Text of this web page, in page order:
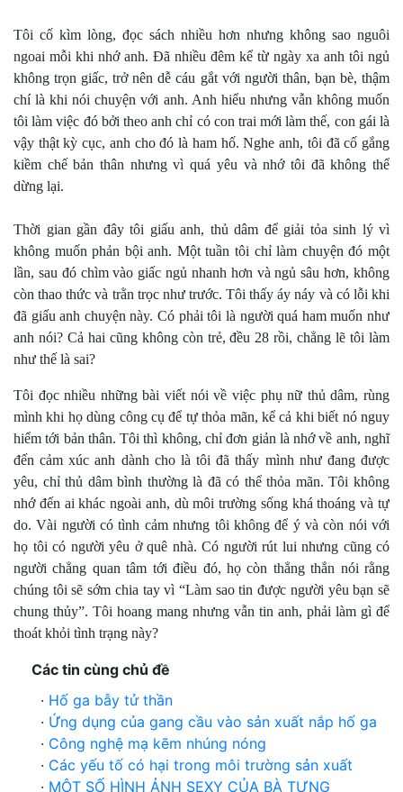
Tôi cố kìm lòng, đọc sách nhiều hơn nhưng không sao nguôi
ngoai mỗi khi nhớ anh. Đã nhiều đêm kể từ ngày xa anh tôi ngủ
không trọn giấc, trở nên dễ cáu gắt với người thân, bạn bè, thậm
chí là khi nói chuyện với anh. Anh hiểu nhưng vẫn không muốn
tôi làm việc đó bởi theo anh chỉ có con trai mới làm thế, con gái là
vậy thật kỳ cục, anh cho đó là ham hố. Nghe anh, tôi đã cố gắng
kiềm chế bản thân nhưng vì quá yêu và nhớ tôi đã không thể
dừng lại.
Thời gian gần đây tôi giấu anh, thủ dâm để giải tỏa sinh lý vì
không muốn phản bội anh. Một tuần tôi chỉ làm chuyện đó một
lần, sau đó chìm vào giấc ngủ nhanh hơn và ngủ sâu hơn, không
còn thao thức và trằn trọc như trước. Tôi thấy áy náy và có lỗi khi
đã giấu anh chuyện này. Có phải tôi là người quá ham muốn như
anh nói? Cả hai cũng không còn trẻ, đều 28 rồi, chẳng lẽ tôi làm
như thế là sai?
Tôi đọc nhiều những bài viết nói về việc phụ nữ thủ dâm, rùng
mình khi họ dùng công cụ để tự thỏa mãn, kể cả khi biết nó nguy
hiểm tới bản thân. Tôi thì không, chỉ đơn giản là nhớ về anh, nghĩ
đến cảm xúc anh dành cho là tôi đã thấy mình như đang được
yêu, chỉ thủ dâm bình thường là đã có thể thỏa mãn. Tôi không
nhớ đến ai khác ngoài anh, dù môi trường sống khá thoáng và tự
do. Vài người có tình cảm nhưng tôi không để ý và còn nói với
họ tôi có người yêu ở quê nhà. Có người rút lui nhưng cũng có
người chẳng quan tâm tới điều đó, họ còn thẳng thắn nói rằng
chúng tôi sẽ sớm chia tay vì “Làm sao tin được người yêu bạn sẽ
chung thủy”. Tôi hoang mang nhưng vẫn tin anh, phải làm gì để
thoát khỏi tình trạng này?
Các tin cùng chủ đề
· Hố ga bẫy tử thần
· Ứng dụng của gang cầu vào sản xuất nắp hố ga
· Công nghệ mạ kẽm nhúng nóng
· Các yếu tố có hại trong môi trường sản xuất
· MỘT SỐ HÌNH ẢNH SEXY CỦA BÀ TƯNG